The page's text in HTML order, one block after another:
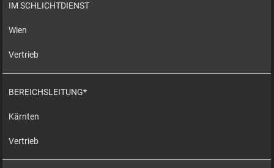
IM SCHLICHTDIENST
Wien
Vertrieb
BEREICHSLEITUNG*
Kärnten
Vertrieb